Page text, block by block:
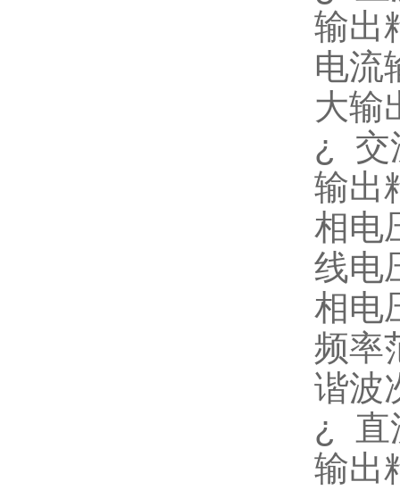
输出
电流
大输
¿
交
输出
相电
线电
相电
频率
谐波
¿
直
输出